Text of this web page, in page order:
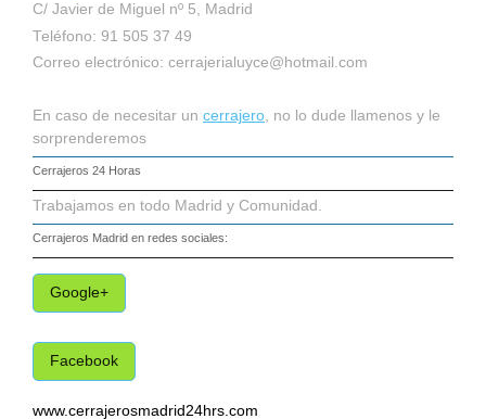
C/ Javier de Miguel nº 5, Madrid
Teléfono: 91 505 37 49
Correo electrónico: cerrajerialuyce@hotmail.com
En caso de necesitar un cerrajero , no lo dude llamenos y le
sorprenderemos
Cerrajeros 24 Horas
Trabajamos en todo Madrid y Comunidad.
Cerrajeros Madrid en redes sociales:
Google+
Facebook
www.cerrajerosmadrid24hrs.com